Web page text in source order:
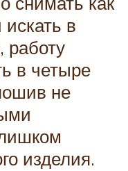
в
работу
в четыре
не
изделия.